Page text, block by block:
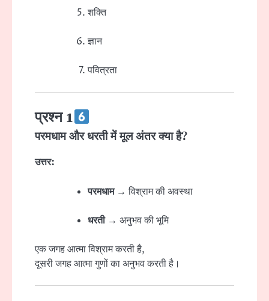
शक्ति
ज्ञान
पवित्रता
प्रश्न 1
परमधाम और धरती में मूल अंतर क्या है?
उत्तर:
परमधाम→ विश्राम की अवस्था
धरती→ अनुभव की भूमि
एक जगह आत्मा विश्राम करती है,
दूसरी जगह आत्मा गुणों का अनुभव करती है।